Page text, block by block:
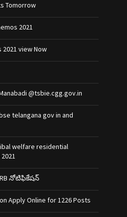
Tomorrow
2021
view Now
@tsbie.cgg.gov.in
bse telangana gov in and
welfare residential
నోటిఫికేషన్‌
Apply Online for 1226 Posts